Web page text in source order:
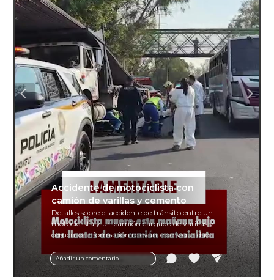
Añadir un comentario ...
Accidente de motociclista con
camión de varillas y cemento
Detalles sobre el accidente de tránsito entre un
motociclista y un camión cargado de varillas y
cemento. Información relevante de seguridad
vial y recomendaciones para motociclistas.